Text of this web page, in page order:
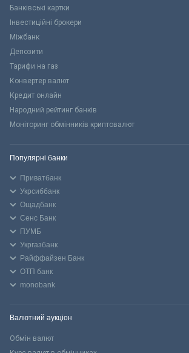
Банківські картки
Інвестиційні брокери
Міжбанк
Депозити
Тарифи на газ
Конвертер валют
Кредит онлайн
Народний рейтинг банків
Моніторинг обмінників криптовалют
Популярні банки
Приватбанк
Укрсиббанк
Ощадбанк
Сенс Банк
ПУМБ
Укргазбанк
Райффайзен Банк
ОТП банк
monobank
Валютний аукціон
Обмін валют